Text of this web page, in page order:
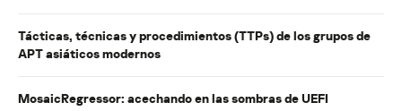
Tácticas, técnicas y procedimientos (TTPs) de los grupos de
APT asiáticos modernos
MosaicRegressor: acechando en las sombras de UEFI